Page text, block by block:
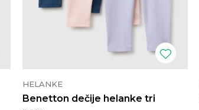
HELANKE
Benetton dečije helanke tri